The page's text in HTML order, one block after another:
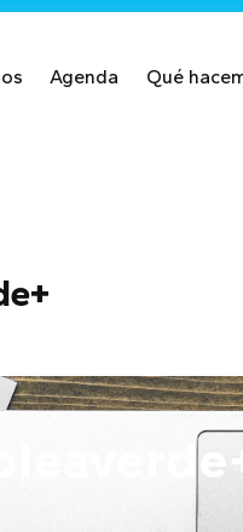
Agenda Qué